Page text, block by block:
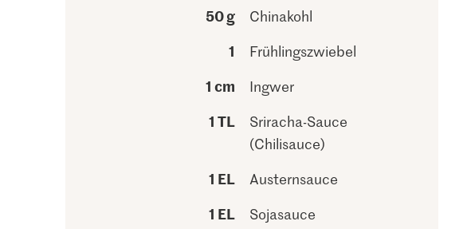
50 g Chinakohl
1 Frühlingszwiebel
1 cm Ingwer
1 TL
Sriracha-Sauce
(Chilisauce)
1 EL Austernsauce
1 EL Sojasauce